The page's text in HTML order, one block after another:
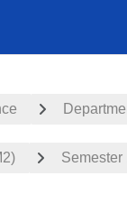
Semester